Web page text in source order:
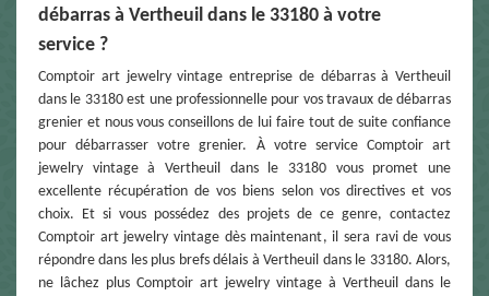
débarras à Vertheuil dans le 33180 à votre
service ?
Comptoir art jewelry vintage entreprise de débarras à Vertheuil
dans le 33180 est une professionnelle pour vos travaux de débarras
grenier et nous vous conseillons de lui faire tout de suite confiance
pour débarrasser votre grenier. À votre service Comptoir art
jewelry vintage à Vertheuil dans le 33180 vous promet une
excellente récupération de vos biens selon vos directives et vos
choix. Et si vous possédez des projets de ce genre, contactez
Comptoir art jewelry vintage dès maintenant, il sera ravi de vous
répondre dans les plus brefs délais à Vertheuil dans le 33180. Alors,
ne lâchez plus Comptoir art jewelry vintage à Vertheuil dans le